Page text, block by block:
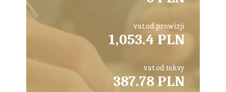
vat.od.prowizji
1,053.4 PLN
vat.od.taksy
387.78 PLN